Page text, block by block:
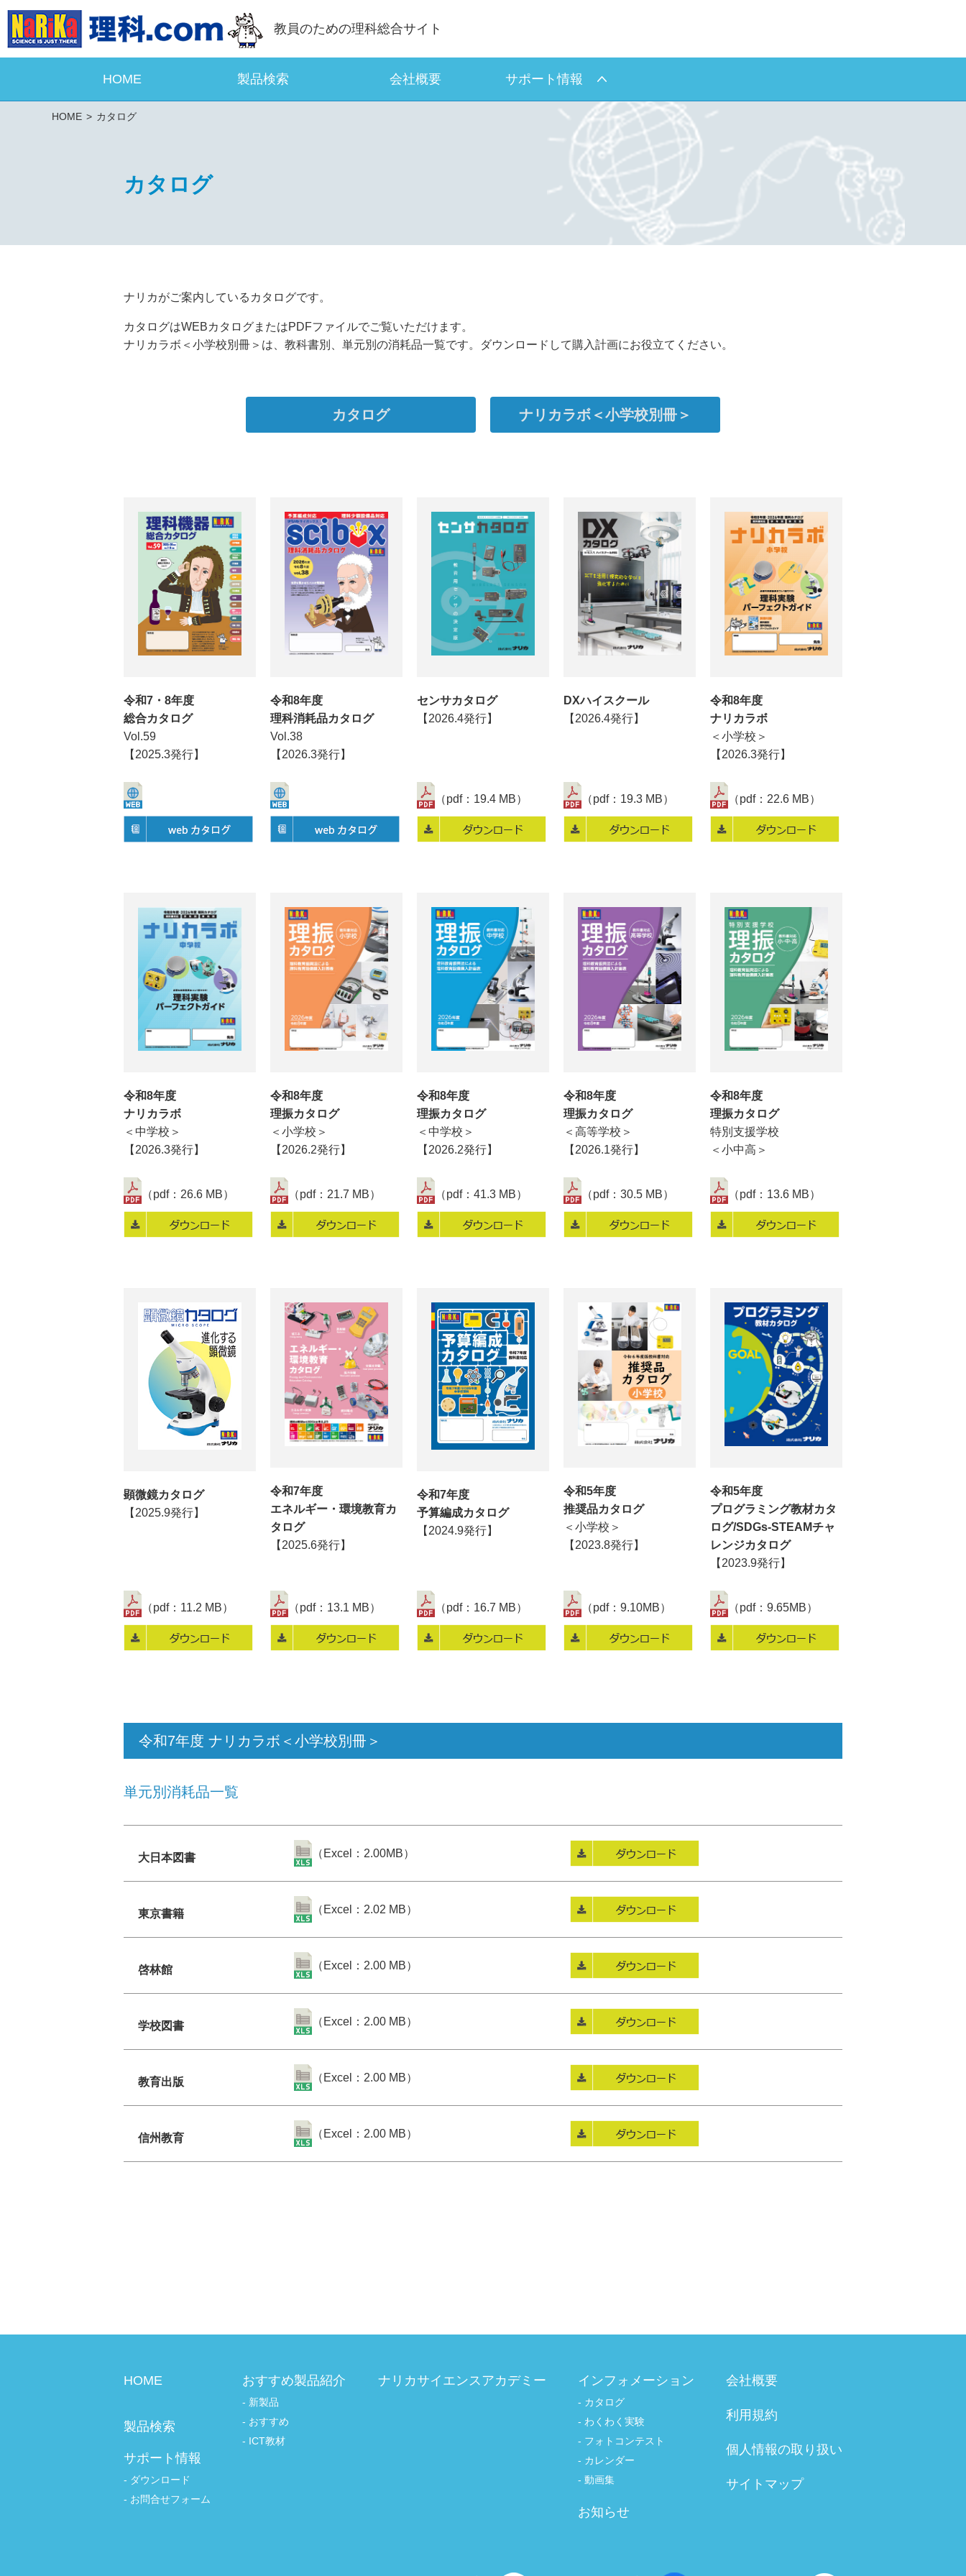
教員のための理科総合サイト
HOME 製品検索 会社概要 サポート情報
HOME カタログ
カタログ
ナリカがご案内しているカタログです。
カタログはWEBカタログまたはPDFファイルでご覧いただけます。
ナリカラボ＜小学校別冊＞は、教科書別、単元別の消耗品一覧です。ダウンロードして購入計画にお役立てください。
カタログ ナリカラボ＜小学校別冊＞
令和7・8年度
総合カタログ
Vol.59
【2025.3発行】
令和8年度
理科消耗品カタログ
Vol.38
【2026.3発行】
センサカタログ
【2026.4発行】
（pdf：19.4 MB）
DXハイスクール
【2026.4発行】
（pdf：19.3 MB）
令和8年度
ナリカラボ
＜小学校＞
【2026.3発行】
（pdf：22.6 MB）
令和8年度
ナリカラボ
＜中学校＞
【2026.3発行】
（pdf：26.6 MB）
令和8年度
理振カタログ
＜小学校＞
【2026.2発行】
（pdf：21.7 MB）
令和8年度
理振カタログ
＜中学校＞
【2026.2発行】
（pdf：41.3 MB）
令和8年度
理振カタログ
＜高等学校＞
【2026.1発行】
（pdf：30.5 MB）
令和8年度
理振カタログ
特別支援学校
＜小中高＞
（pdf：13.6 MB）
顕微鏡カタログ
【2025.9発行】
（pdf：11.2 MB）
令和7年度
エネルギー・環境教育カ
タログ
【2025.6発行】
（pdf：13.1 MB）
令和7年度
予算編成カタログ
【2024.9発行】
（pdf：16.7 MB）
令和5年度
推奨品カタログ
＜小学校＞
【2023.8発行】
（pdf：9.10MB）
令和5年度
プログラミング教材カタ
ログ/SDGs-STEAMチャ
レンジカタログ
【2023.9発行】
（pdf：9.65MB）
令和7年度 ナリカラボ＜小学校別冊＞
単元別消耗品一覧
大日本図書 （Excel：2.00MB）
東京書籍 （Excel：2.02 MB）
啓林館 （Excel：2.00 MB）
学校図書 （Excel：2.00 MB）
教育出版 （Excel：2.00 MB）
信州教育 （Excel：2.00 MB）
HOME
製品検索
サポート情報
ダウンロード
お問合せフォーム
おすすめ製品紹介
新製品
おすすめ
ICT教材
ナリカサイエンスアカデミー インフォメーション
カタログ
わくわく実験
フォトコンテスト
カレンダー
動画集
お知らせ
会社概要
利用規約
個人情報の取り扱い
サイトマップ